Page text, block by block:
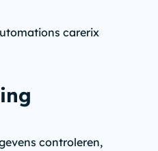
controleren,